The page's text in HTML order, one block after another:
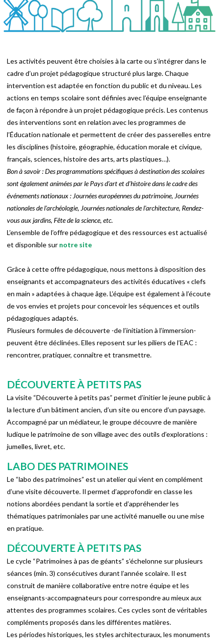
Les activités peuvent être choisies à la carte ou s’intégrer dans le
cadre d’un projet pédagogique structuré plus large. Chaque
intervention est adaptée en fonction du public et du niveau. Les
actions en temps scolaire sont définies avec l’équipe enseignante
de façon à répondre à un projet pédagogique précis. Les contenus
des interventions sont en relation avec les programmes de
l’Éducation nationale et permettent de créer des passerelles entre
les disciplines (histoire, géographie, éducation morale et civique,
français, sciences, histoire des arts, arts plastiques…).
Bon à savoir : Des programmations spécifiques à destination des scolaires
sont également animées par le Pays d’art et d’histoire dans le cadre des
événements nationaux : Journées européennes du patrimoine, Journées
nationales de l’archéologie, Journées nationales de l’architecture, Rendez-
vous aux jardins, Fête de la science, etc.
L’ensemble de l’offre pédagogique et des ressources est actualisé
et disponible sur notre site
Grâce à cette offre pédagogique, nous mettons à disposition des
enseignants et accompagnateurs des activités éducatives « clefs
en main » adaptées à chaque âge. L’équipe est également à l’écoute
de vos envies et projets pour concevoir les séquences et outils
pédagogiques adaptés.
Plusieurs formules de découverte -de l’initiation à l’immersion-
peuvent être déclinées. Elles reposent sur les piliers de l’EAC :
rencontrer, pratiquer, connaître et transmettre.
DÉCOUVERTE À PETITS PAS
La visite “Découverte à petits pas” permet d’initier le jeune public à
la lecture d’un bâtiment ancien, d’un site ou encore d’un paysage.
Accompagné par un médiateur, le groupe découvre de manière
ludique le patrimoine de son village avec des outils d’explorations :
jumelles, livret, etc.
LABO DES PATRIMOINES
Le “labo des patrimoines” est un atelier qui vient en complément
d’une visite découverte. Il permet d’approfondir en classe les
notions abordées pendant la sortie et d’appréhender les
thématiques patrimoniales par une activité manuelle ou une mise
en pratique.
DÉCOUVERTE À PETITS PAS
Le cycle “Patrimoines à pas de géants” s’échelonne sur plusieurs
séances (min. 3) consécutives durant l’année scolaire. Il est
construit de manière collaborative entre notre équipe et les
enseignants-accompagnateurs pour correspondre au mieux aux
attentes des programmes scolaires. Ces cycles sont de véritables
compléments proposés dans les différentes matières.
Les périodes historiques, les styles architecturaux, les monuments